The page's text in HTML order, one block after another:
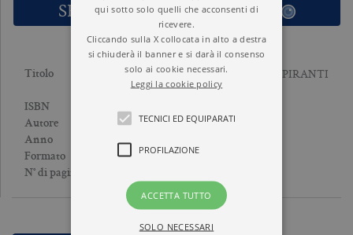
SFOGLIA LE PRIME PAGINE
Titolo
GUIDA SEMISERIA PER ASPIRANTI
STORICI SOCIAL
ISBN
Autore FRANCESCO FILIPPI
Anno
Formato Brossura
N° di pagine
qui sotto solo quelli che acconsenti di
ricevere.
Cliccando sulla X collocata in alto a destra
si chiuderà il banner e si darà il consenso
solo ai cookie necessari.
Leggi la cookie policy
TECNICI ED EQUIPARATI
PROFILAZIONE
ACCETTA TUTTO
SOLO NECESSARI